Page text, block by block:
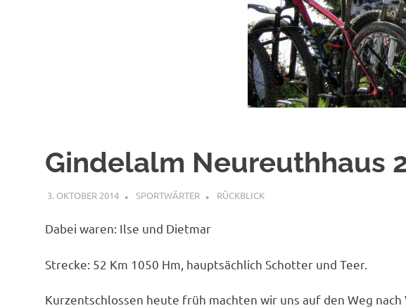
Gindelalm Neureuthhaus
3. OKTOBER 2014 SPORTWÄRTER RÜCKBLICK
Dabei waren: Ilse und Dietmar
Strecke: 52 Km 1050 Hm, hauptsächlich Schotter und Teer.
Kurzentschlossen heute früh machten wir uns auf den Weg nach